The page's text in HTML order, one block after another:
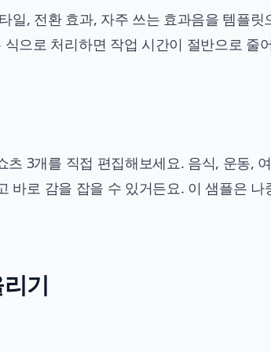
일, 전환 효과, 자주 쓰는 효과음을 템플릿
으로 처리하면 작업 시간이 절반으로 줄
3개를 직접 편집해보세요. 음식, 운동,
바로 감을 잡을 수 있거든요. 이 샘플은 나
기